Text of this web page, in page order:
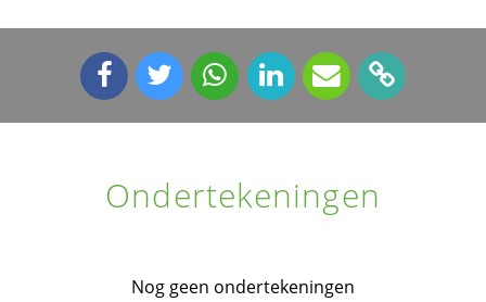
Ondertekeningen
Nog geen ondertekeningen